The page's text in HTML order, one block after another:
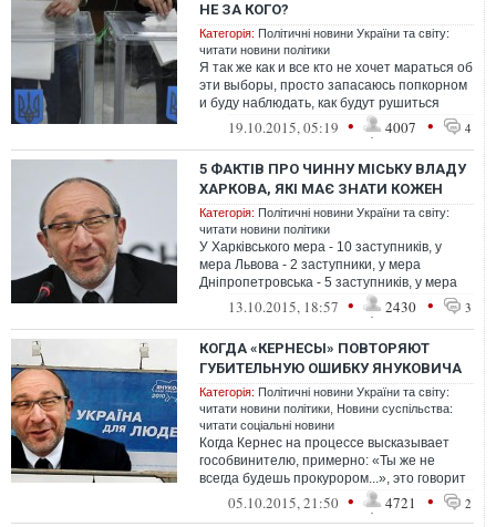
НЕ ЗА КОГО?
Категорія: Політичні новини України та світу:
читати новини політики
Я так же как и все кто не хочет мараться об
эти выборы, просто запасаюсь попкорном
и буду наблюдать, как будут рушиться
имиджи и репутации
19.10.2015, 05:19 • 4007 • 4
5 ФАКТІВ ПРО ЧИННУ МІСЬКУ ВЛАДУ
ХАРКОВА, ЯКІ МАЄ ЗНАТИ КОЖЕН
Категорія: Політичні новини України та світу:
читати новини політики
У Харківського мера - 10 заступників, у
мера Львова - 2 заступники, у мера
Дніпропетровська - 5 заступників, у мера
Києва - 4 заступники
13.10.2015, 18:57 • 2430 • 3
КОГДА «КЕРНЕСЫ» ПОВТОРЯЮТ
ГУБИТЕЛЬНУЮ ОШИБКУ ЯНУКОВИЧА
Категорія: Політичні новини України та світу:
читати новини політики Новини суспільства:
читати соціальні новини
Когда Кернес на процессе высказывает
гособвинителю, примерно: «Ты же не
всегда будешь прокурором...», это говорит
об одном – они уверенны в реванше. О...
05.10.2015, 21:50 • 4721 • 2